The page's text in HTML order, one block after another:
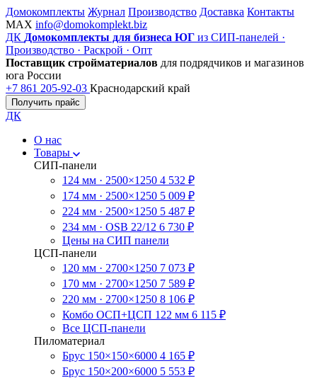
Домокомплекты Журнал Производство Доставка Контакты
MAX info@domokomplekt.biz
ДК Домокомплекты для бизнеса ЮГ из СИП-панелей ·
Производство · Раскрой · Опт
Поставщик стройматериалов для подрядчиков и магазинов
юга России
+7 861 205-92-03 Краснодарский край
Получить прайс
ДК
О нас
Товары
СИП-панели
124 мм · 2500×1250 4 532 ₽
174 мм · 2500×1250 5 009 ₽
224 мм · 2500×1250 5 487 ₽
234 мм · OSB 22/12 6 730 ₽
Цены на СИП панели
ЦСП-панели
120 мм · 2700×1250 7 073 ₽
170 мм · 2700×1250 7 589 ₽
220 мм · 2700×1250 8 106 ₽
Комбо ОСП+ЦСП 122 мм 6 115 ₽
Все ЦСП-панели
Пиломатериал
Брус 150×150×6000 4 165 ₽
Брус 150×200×6000 5 553 ₽